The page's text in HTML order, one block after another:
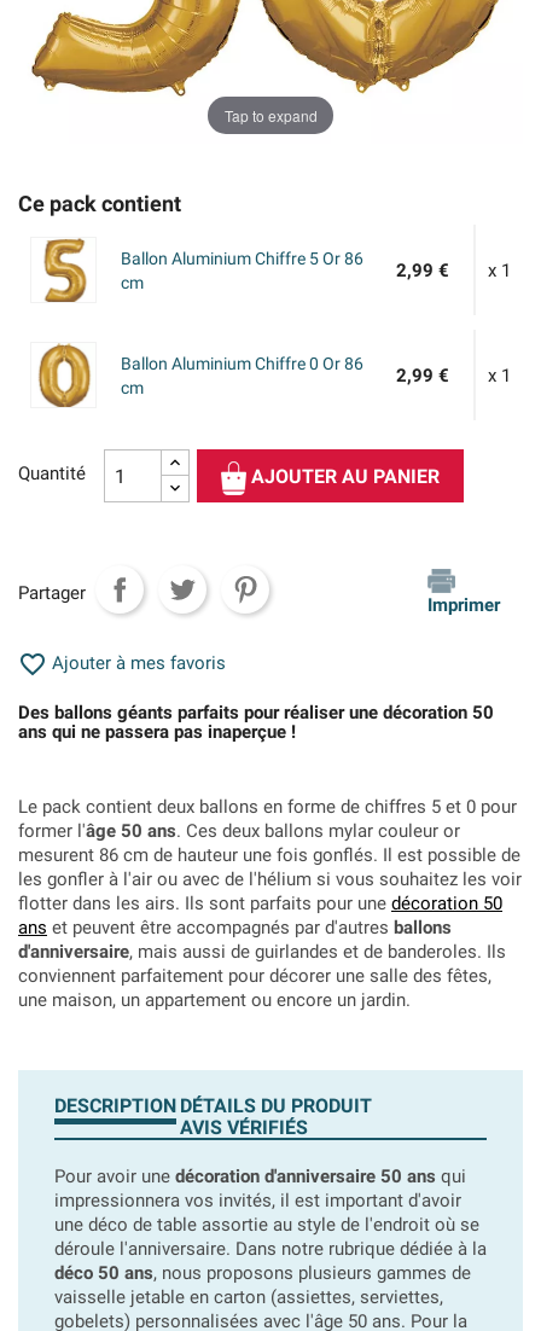
Tap to expand
Ce pack contient
Ballon Aluminium Chiffre 5 Or 86
cm
2,99 € x 1
Ballon Aluminium Chiffre 0 Or 86
cm
2,99 € x 1
Quantité AJOUTER AU PANIER
Partager
Imprimer
 Ajouter à mes favoris
Des ballons géants parfaits pour réaliser une décoration 50
ans qui ne passera pas inaperçue !
Le pack contient deux ballons en forme de chiffres 5 et 0 pour
former l'âge 50 ans. Ces deux ballons mylar couleur or
mesurent 86 cm de hauteur une fois gonflés. Il est possible de
les gonfler à l'air ou avec de l'hélium si vous souhaitez les voir
flotter dans les airs. Ils sont parfaits pour une décoration 50
ans et peuvent être accompagnés par d'autres ballons
d'anniversaire, mais aussi de guirlandes et de banderoles. Ils
conviennent parfaitement pour décorer une salle des fêtes,
une maison, un appartement ou encore un jardin.
DESCRIPTION DÉTAILS DU PRODUIT
AVIS VÉRIFIÉS
Pour avoir une décoration d'anniversaire 50 ans qui
impressionnera vos invités, il est important d'avoir
une déco de table assortie au style de l'endroit où se
déroule l'anniversaire. Dans notre rubrique dédiée à la
déco 50 ans, nous proposons plusieurs gammes de
vaisselle jetable en carton (assiettes, serviettes,
gobelets) personnalisées avec l'âge 50 ans. Pour la